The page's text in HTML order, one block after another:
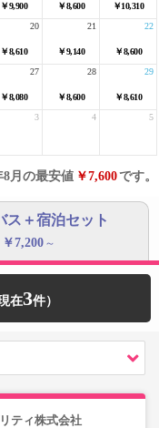
￥9,900 ￥8,600 ￥10,310
￥8,610
20
￥9,140
21
￥8,600
22
￥8,080
27
￥8,600
28
￥8,610
29
3 4 5
8月の最安値 ￥7,600です。
ス＋宿泊セット
￥7,200 ～
3
ティ株式会社